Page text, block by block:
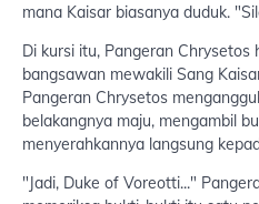
mana Kaisar biasanya duduk.
Di kursi itu, Pangeran
bangsawan mewakili Sang
Pangeran Chrysetos
belakangnya maju, mengambil
menyerahkannya langsung
"Jadi, Duke of Voreotti..."